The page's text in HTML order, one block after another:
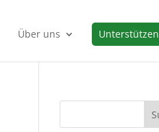
Über uns Unterstützen